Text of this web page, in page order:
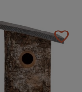
favorite_border